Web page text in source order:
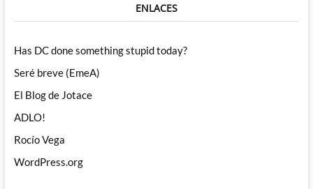
ENLACES
Has DC done something stupid today?
Seré breve (EmeA)
El Blog de Jotace
ADLO!
Rocío Vega
WordPress.org